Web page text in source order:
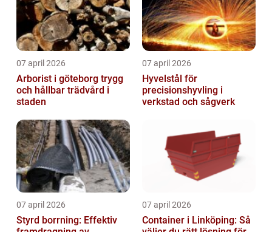
07 april 2026
Arborist i göteborg trygg
och hållbar trädvård i
staden
07 april 2026
Hyvelstål för
precisionshyvling i
verkstad och sågverk
07 april 2026
Styrd borrning: Effektiv
07 april 2026
Container i Linköping: Så